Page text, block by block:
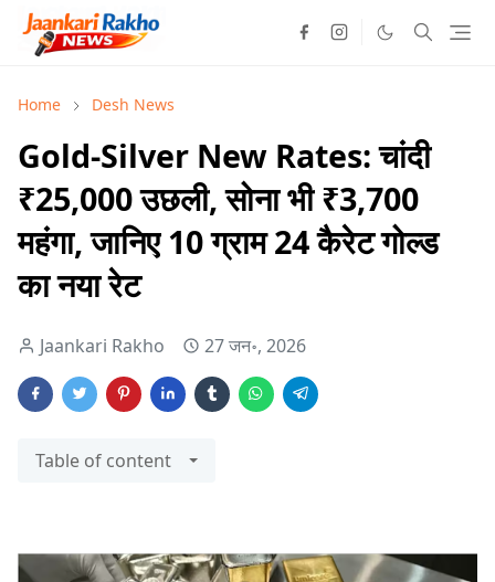
Home Desh News
Gold-Silver New Rates: चांदी
₹25,000 उछली, सोना भी ₹3,700
महंगा, जानिए 10 ग्राम 24 कैरेट गोल्ड
का नया रेट
Jaankari Rakho 27 जन॰, 2026
Table of content